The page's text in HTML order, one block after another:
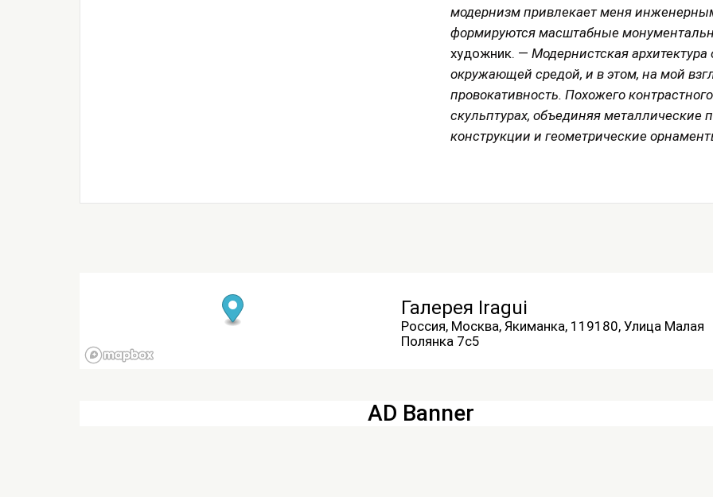
модернизм привлекает меня
формируются масштабные
художник. — Модернистская
окружающей средой, и в этом, на мой
провокативность. Похожего
скульптурах, объединяя
конструкции и геометрические
Галерея Iragui
Россия, Москва, Якиманка, 119180, Улица Малая
Полянка 7с5
AD Banner